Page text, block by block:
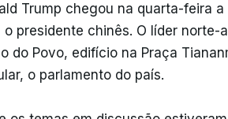
Trump chegou na quarta-feira
o presidente chinês. O líder
do Povo, edifício na Praça
o parlamento do país.